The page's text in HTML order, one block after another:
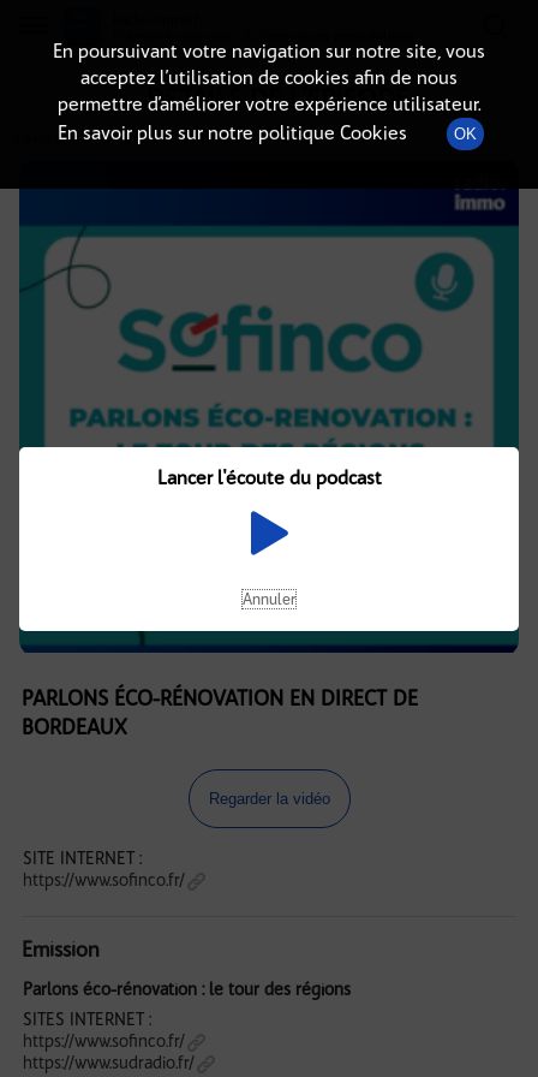
DÉTAILS DE L'ÉPISODE
9 avril 2025 à 16h25, durée : 29 minutes
PARLONS ÉCO-RÉNOVATION EN DIRECT DE
BORDEAUX
Regarder la vidéo
SITE INTERNET :
https://www.sofinco.fr/
Emission
Parlons éco-rénovation : le tour des régions
SITES INTERNET :
https://www.sofinco.fr/
https://www.sudradio.fr/
En poursuivant votre navigation sur notre site, vous
acceptez l’utilisation de cookies afin de nous
permettre d’améliorer votre expérience utilisateur.
En savoir plus sur notre politique Cookies
OK
Lancer l'écoute du podcast
Annuler